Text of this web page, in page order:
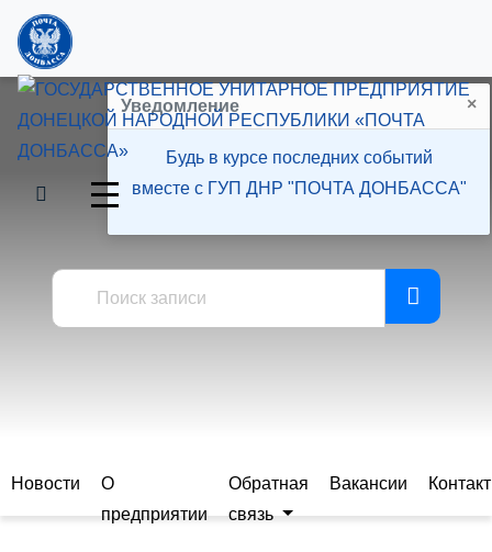
Пресс-центр
Новости
О
предприятии
Обратная
связь
Вакансии
Уведомление ×
Будь в курсе последних событий
вместе с ГУП ДНР "ПОЧТА ДОНБАССА"